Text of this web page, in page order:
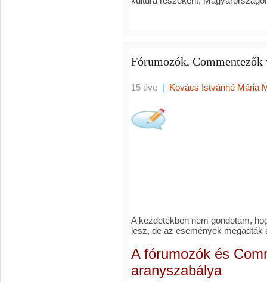
Fórumozók,
15 éve | Kovács Istvánné Mária
A kezdetekben nem gondotam,
lesz, de az események megadták
A fórumozók és
aranyszabálya